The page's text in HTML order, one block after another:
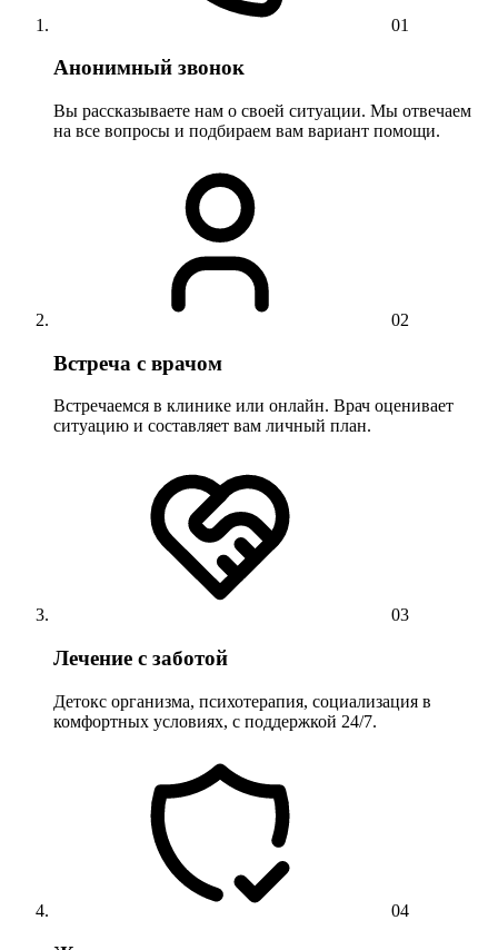
01
Анонимный звонок
Вы рассказываете нам о своей ситуации. Мы отвечаем
на все вопросы и подбираем вам вариант помощи.
02
Встреча с врачом
Встречаемся в клинике или онлайн. Врач оценивает
ситуацию и составляет вам личный план.
03
Лечение с заботой
Детокс организма, психотерапия, социализация в
комфортных условиях, с поддержкой 24/7.
04